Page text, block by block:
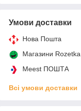
Умови доставки
Нова Пошта
Магазини Rozetka
Meest ПОШТА
Всі умови доставки